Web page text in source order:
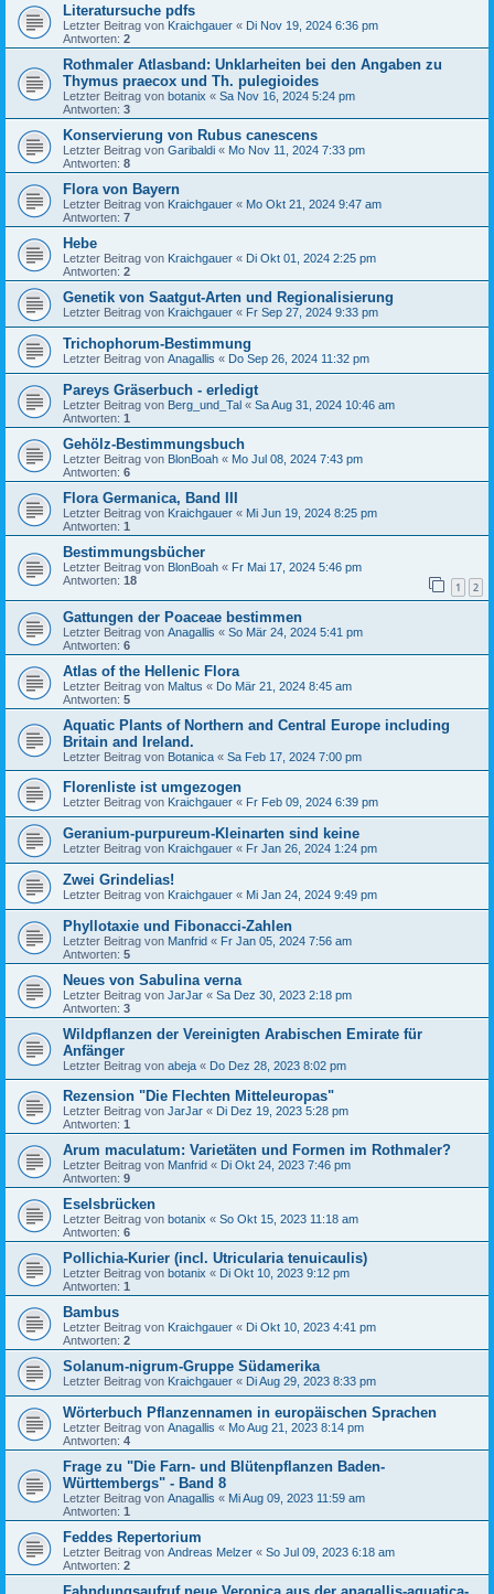
Literatursuche pdfs
Letzter Beitrag von Kraichgauer « Di Nov 19, 2024 6:36 pm
Antworten: 2
Rothmaler Atlasband: Unklarheiten bei den Angaben zu
Thymus praecox und Th. pulegioides
Letzter Beitrag von botanix « Sa Nov 16, 2024 5:24 pm
Antworten: 3
Konservierung von Rubus canescens
Letzter Beitrag von Garibaldi « Mo Nov 11, 2024 7:33 pm
Antworten: 8
Flora von Bayern
Letzter Beitrag von Kraichgauer « Mo Okt 21, 2024 9:47 am
Antworten: 7
Hebe
Letzter Beitrag von Kraichgauer « Di Okt 01, 2024 2:25 pm
Antworten: 2
Genetik von Saatgut-Arten und Regionalisierung
Letzter Beitrag von Kraichgauer « Fr Sep 27, 2024 9:33 pm
Trichophorum-Bestimmung
Letzter Beitrag von Anagallis « Do Sep 26, 2024 11:32 pm
Pareys Gräserbuch - erledigt
Letzter Beitrag von Berg_und_Tal « Sa Aug 31, 2024 10:46 am
Antworten: 1
Gehölz-Bestimmungsbuch
Letzter Beitrag von BlonBoah « Mo Jul 08, 2024 7:43 pm
Antworten: 6
Flora Germanica, Band III
Letzter Beitrag von Kraichgauer « Mi Jun 19, 2024 8:25 pm
Antworten: 1
Bestimmungsbücher
Letzter Beitrag von BlonBoah « Fr Mai 17, 2024 5:46 pm
Antworten: 18 1 2
Gattungen der Poaceae bestimmen
Letzter Beitrag von Anagallis « So Mär 24, 2024 5:41 pm
Antworten: 6
Atlas of the Hellenic Flora
Letzter Beitrag von Maltus « Do Mär 21, 2024 8:45 am
Antworten: 5
Aquatic Plants of Northern and Central Europe including
Britain and Ireland.
Letzter Beitrag von Botanica « Sa Feb 17, 2024 7:00 pm
Florenliste ist umgezogen
Letzter Beitrag von Kraichgauer « Fr Feb 09, 2024 6:39 pm
Geranium-purpureum-Kleinarten sind keine
Letzter Beitrag von Kraichgauer « Fr Jan 26, 2024 1:24 pm
Zwei Grindelias!
Letzter Beitrag von Kraichgauer « Mi Jan 24, 2024 9:49 pm
Phyllotaxie und Fibonacci-Zahlen
Letzter Beitrag von Manfrid « Fr Jan 05, 2024 7:56 am
Antworten: 5
Neues von Sabulina verna
Letzter Beitrag von JarJar « Sa Dez 30, 2023 2:18 pm
Antworten: 3
Wildpflanzen der Vereinigten Arabischen Emirate für
Anfänger
Letzter Beitrag von abeja « Do Dez 28, 2023 8:02 pm
Rezension "Die Flechten Mitteleuropas"
Letzter Beitrag von JarJar « Di Dez 19, 2023 5:28 pm
Antworten: 1
Arum maculatum: Varietäten und Formen im Rothmaler?
Letzter Beitrag von Manfrid « Di Okt 24, 2023 7:46 pm
Antworten: 9
Eselsbrücken
Letzter Beitrag von botanix « So Okt 15, 2023 11:18 am
Antworten: 6
Pollichia-Kurier (incl. Utricularia tenuicaulis)
Letzter Beitrag von botanix « Di Okt 10, 2023 9:12 pm
Antworten: 1
Bambus
Letzter Beitrag von Kraichgauer « Di Okt 10, 2023 4:41 pm
Antworten: 2
Solanum-nigrum-Gruppe Südamerika
Letzter Beitrag von Kraichgauer « Di Aug 29, 2023 8:33 pm
Wörterbuch Pflanzennamen in europäischen Sprachen
Letzter Beitrag von Anagallis « Mo Aug 21, 2023 8:14 pm
Antworten: 4
Frage zu "Die Farn- und Blütenpflanzen Baden-
Württembergs" - Band 8
Letzter Beitrag von Anagallis « Mi Aug 09, 2023 11:59 am
Antworten: 1
Feddes Repertorium
Letzter Beitrag von Andreas Melzer « So Jul 09, 2023 6:18 am
Antworten: 2